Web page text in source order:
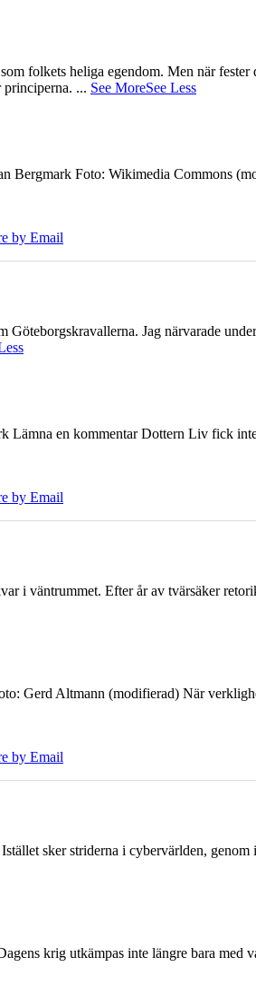
folkets heliga egendom. Men när
principerna. ... See MoreSee Less
Foto: Wikimedia Commons
by Email
Jag närvarade
Lämna en kommentar Dottern Liv fick
by Email
i väntrummet. Efter år av tvärsäker
Gerd Altmann (modifierad) När
by Email
sker striderna i cybervärlden,
krig utkämpas inte längre bara med